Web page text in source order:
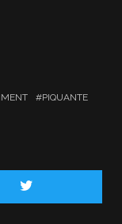
PIQUANTE